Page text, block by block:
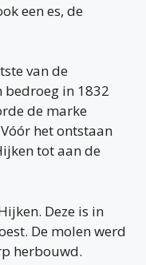
een es, de
van de
bedroeg in 1832
de marke
het ontstaan
tot aan de
Deze is in
De molen werd
herbouwd.